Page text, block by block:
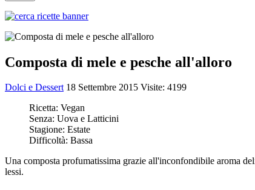
Composta di mele e pesche all'alloro
Dolci e Dessert 18 Settembre 2015 Visite: 4199
Ricetta: Vegan
Senza: Uova e Latticini
Stagione: Estate
Difficoltà: Bassa
Una composta profumatissima grazie all'inconfondibile aroma
lessi.